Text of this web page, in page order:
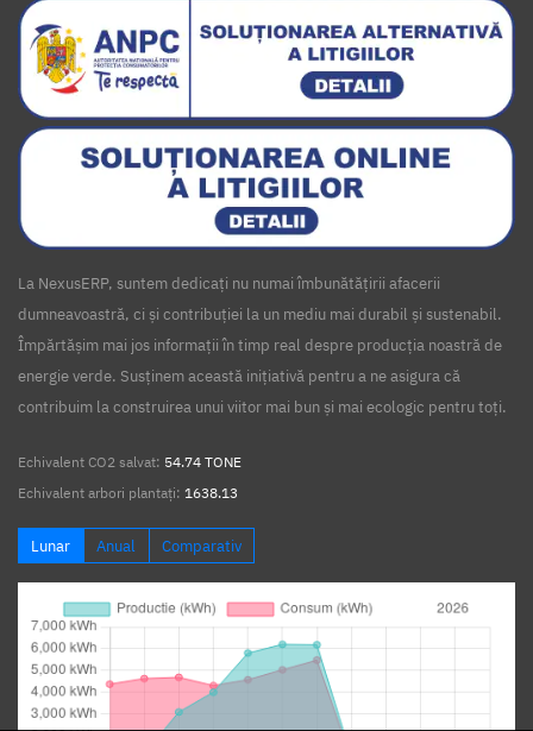
La NexusERP, suntem dedicați nu numai îmbunătățirii afacerii
dumneavoastră, ci și contribuției la un mediu mai durabil și sustenabil.
Împărtășim mai jos informații în timp real despre producția noastră de
energie verde. Susținem această inițiativă pentru a ne asigura că
contribuim la construirea unui viitor mai bun și mai ecologic pentru toți.
Echivalent CO2 salvat: 54.74 TONE
Echivalent arbori plantați: 1638.13
Lunar Anual Comparativ